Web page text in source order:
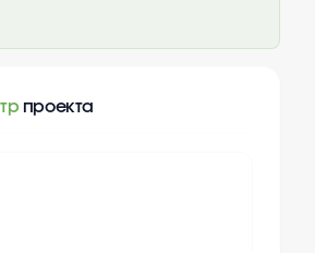
проекта